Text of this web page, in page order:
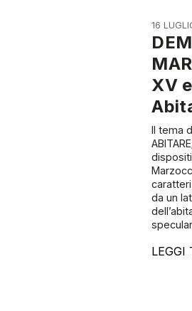
16
XV
Il tema
da un
LEGGI